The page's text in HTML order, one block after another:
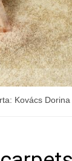
Kovács Dorina